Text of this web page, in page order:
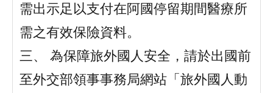
需出示足以支付在阿國停留期間醫療所
需之有效保險資料。
三、 為保障旅外國人安全，請於出國前
至外交部領事事務局網站「旅外國人動